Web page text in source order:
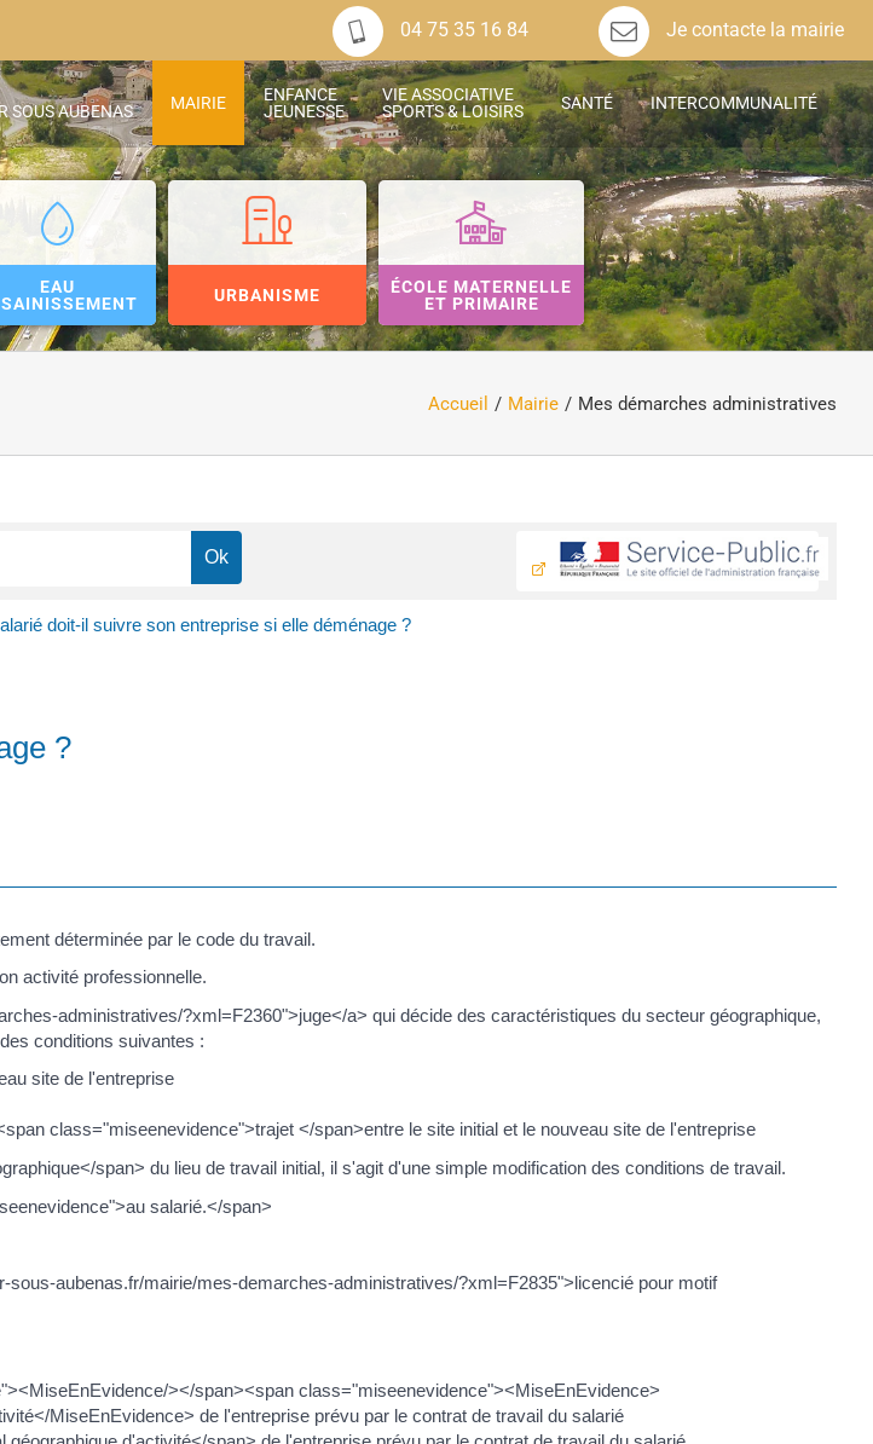
04 75 35 16 84 Je contacte la mairie
SOUS AUBENAS
MAIRIE
ENFANCE
JEUNESSE
VIE ASSOCIATIVE
SPORTS & LOISIRS
SANTÉ INTERCOMMUNALITÉ
EAU
URBANISME
ÉCOLE MATERNELLE
ET PRIMAIRE
Accueil Mairie Mes démarches administratives
doit-il suivre son entreprise si elle déménage ?
?
déterminée par le code du travail.
activité professionnelle.
administratives/?xml=F2360">juge</a> qui décide des caractéristiques du secteur géographique,
conditions suivantes :
site de l'entreprise
class="miseenevidence">trajet </span>entre le site initial et le nouveau site de l'entreprise
span> du lieu de travail initial, il s'agit d'une simple modification des conditions de travail.
salarié.</span>
aubenas.fr/mairie/mes-demarches-administratives/?xml=F2835">licencié pour motif
></span><span class="miseenevidence"><MiseEnEvidence>
MiseEnEvidence> de l'entreprise prévu par le contrat de travail du salarié